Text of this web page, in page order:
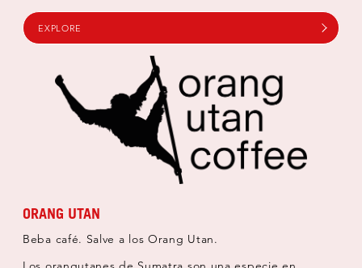
EXPLORE
ORANG UTAN
Beba café. Salve a los Orang Utan.